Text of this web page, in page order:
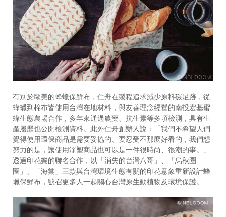
有別於歐美的蜂蠟保鮮布，仁舟在製程追求減少原料碳足跡，從
蜂蠟到棉布皆使用台灣在地材料，與友善理念經營的南投宏基蜜
蜂生態農場合作，多年來通過農藥、抗生素等多項檢測，具有生
產履歷也公開檢測資料。此外仁舟創辦人說：「我們不希望人們
覺得使用環保商品是需要妥協的、要忍受不那麼好看的，我們想
努力的是，讓使用淨塑商品也可以是一件很時尚、很潮的事。」
透過印花樂的聯名合作，以「消失的台灣八哥」、「烏秋圈
圈」、「海棠」三款與台灣環境生態有關的印花意象重新設計蜂
蠟保鮮布，號召更多人一起關心台灣原生動植物及環境保護。